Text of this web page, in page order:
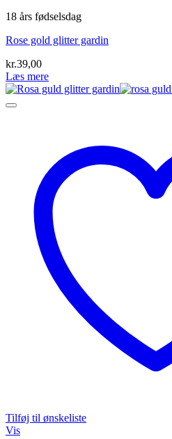
18 års fødselsdag
Rose gold glitter gardin
kr.39,00
Læs mere
Tilføj til ønskeliste
Vis